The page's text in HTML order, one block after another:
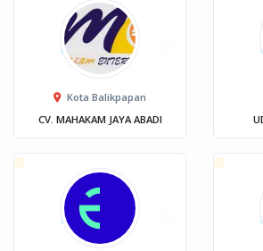
Kota Balikpapan
CV. MAHAKAM JAYA ABADI